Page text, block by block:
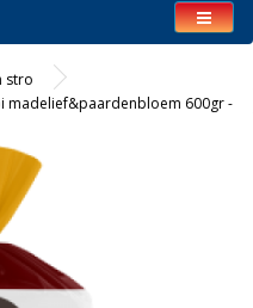
stro
madelief&paardenbloem 600gr -